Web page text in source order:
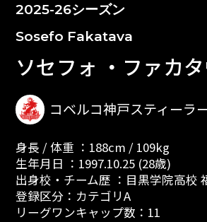
2025-26シーズン
Sosefo Fakatava
ソセフォ ・ファカ
コベルコ神戸スティーラ
身長 / 体重 ：188cm / 109kg
生年月日 ：1997.10.25 (28歳)
出身校・チーム歴 ：目黒学院高校
登録区分：カテゴリA
リーグワンキャップ数：11